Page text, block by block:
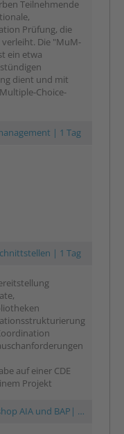
Teilnehmende
Prüfung, die
Die "MuM-
ein etwa
dient und mit
Choice-
| 1 Tag
| 1 Tag
auf einer CDE
Projekt
und BAP| 1 Tag